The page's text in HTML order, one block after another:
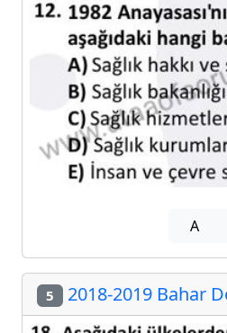
A
5 2018-2019 Bahar